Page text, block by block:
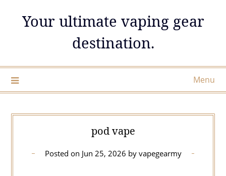
Your ultimate vaping gear
destination.
Menu
pod vape
Posted on Jun 25, 2026 by vapegearmy